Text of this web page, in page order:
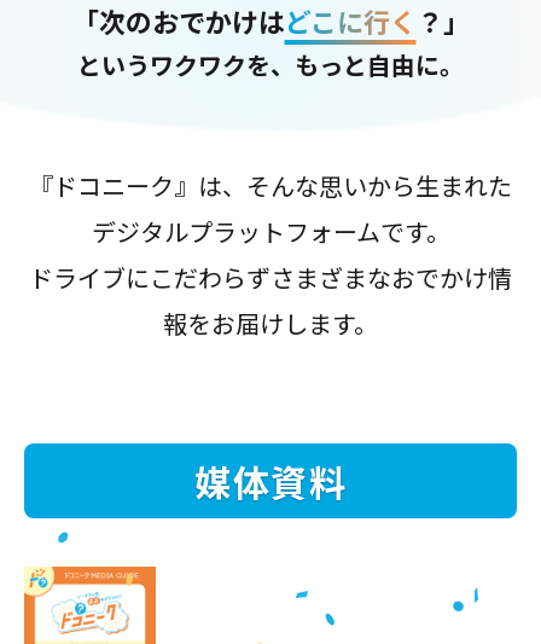
「次のおでかけはどこに行く ？」
というワクワクを、もっと自由に。
『ドコニーク』は、そんな思いから生まれた
デジタルプラットフォームです。
ドライブにこだわらずさまざまなおでかけ情
報をお届けします。
媒体資料